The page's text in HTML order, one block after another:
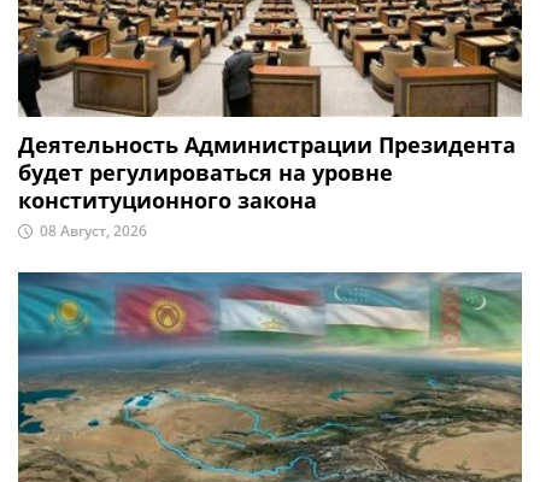
Деятельность Администрации Президента
будет регулироваться на уровне
конституционного закона
08 Август, 2026